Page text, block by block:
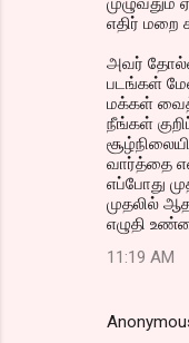
எதிர் மறை
அவர்
படங்கள்
மக்கள்
நீங்கள்
வார்த்தை
எப்போது
முதலில்
எழுதி
11:19 AM